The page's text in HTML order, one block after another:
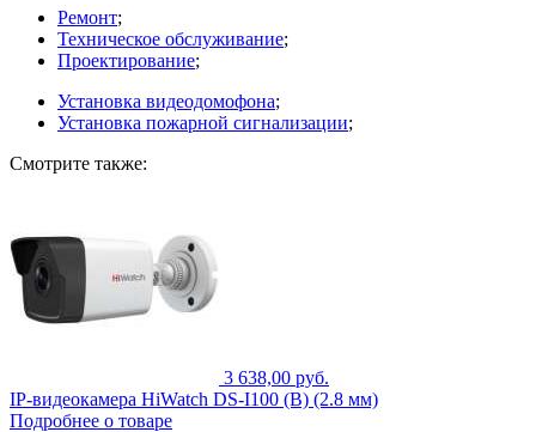
Ремонт;
Техническое обслуживание;
Проектирование;
Установка видеодомофона;
Установка пожарной сигнализации;
Смотрите также:
3 638,00 руб.
IP-видеокамера HiWatch DS-I100 (B) (2.8 мм)
Подробнее о товаре